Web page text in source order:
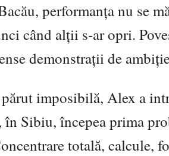
, performanța nu se
când alții s-ar opri.
demonstrații de
imposibilă, Alex a
în Sibiu, începea prima
totală, calcule,